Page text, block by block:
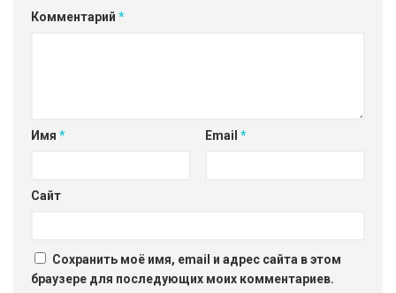
Комментарий *
Имя * Email *
Сайт
Сохранить моё имя, email и адрес сайта в этом
браузере для последующих моих комментариев.